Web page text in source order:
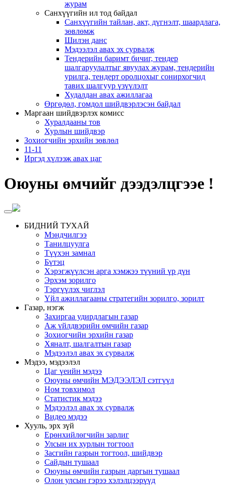
журам
Санхүүгийн ил тод байдал
Санхүүгийн тайлан, акт, дүгнэлт, шаардлага,
зөвлөмж
Шилэн данс
Мэдээлэл авах эх сурвалж
Тендерийн баримт бичиг, тендер
шалгаруулалтыг явуулах журам, тендерийн
урилга, тендерт оролцохыг сонирхогчид
тавих шалгуур үзүүлэлт
Худалдан авах ажиллагаа
Өргөдөл, гомдол шийдвэрлэсэн байдал
Маргаан шийдвэрлэх комисс
Хуралдааны тов
Хурлын шийдвэр
Зохиогчийн эрхийн зөвлөл
11-11
Иргэд хүлээж авах цаг
Оюуны өмчийг дээдэлцгээе !
БИДНИЙ ТУХАЙ
Мэндчилгээ
Танилцуулга
Түүхэн замнал
Бүтэц
Хэрэгжүүлсэн арга хэмжээ түүний үр дүн
Эрхэм зорилго
Тэргүүлэх чиглэл
Үйл ажиллагааны стратегийн зорилго, зорилт
Газар, нэгж
Захиргаа удирдлагын газар
Аж үйлдвэрийн өмчийн газар
Зохиогчийн эрхийн газар
Хяналт, шалгалтын газар
Мэдээлэл авах эх сурвалж
Мэдээ, мэдээлэл
Цаг үеийн мэдээ
Оюуны өмчийн МЭДЭЭЛЭЛ сэтгүүл
Ном товхимол
Статистик мэдээ
Мэдээлэл авах эх сурвалж
Видео мэдээ
Хууль, эрх зүй
Ерөнхийлөгчийн зарлиг
Улсын их хурлын тогтоол
Засгийн газрын тогтоол, шийдвэр
Сайдын тушаал
Оюуны өмчийн газрын даргын тушаал
Олон улсын гэрээ хэлэлцээрүүд